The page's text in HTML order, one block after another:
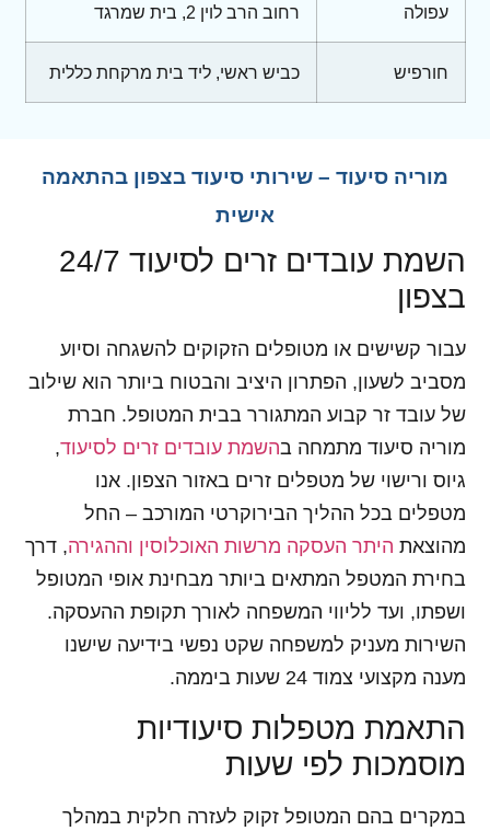
עפולה רחוב הרב לוין 2, בית שמרגד
חורפיש כביש ראשי, ליד בית מרקחת כללית
מוריה סיעוד – שירותי סיעוד בצפון בהתאמה
אישית
השמת עובדים זרים לסיעוד 24/7
בצפון
עבור קשישים או מטופלים הזקוקים להשגחה וסיוע
מסביב לשעון, הפתרון היציב והבטוח ביותר הוא שילוב
של עובד זר קבוע המתגורר בבית המטופל. חברת
מוריה סיעוד מתמחה בהשמת עובדים זרים לסיעוד,
גיוס ורישוי של מטפלים זרים באזור הצפון. אנו
מטפלים בכל ההליך הבירוקרטי המורכב – החל
מהוצאת היתר העסקה מרשות האוכלוסין וההגירה, דרך
בחירת המטפל המתאים ביותר מבחינת אופי המטופל
ושפתו, ועד לליווי המשפחה לאורך תקופת ההעסקה.
השירות מעניק למשפחה שקט נפשי בידיעה שישנו
מענה מקצועי צמוד 24 שעות ביממה.
התאמת מטפלות סיעודיות
מוסמכות לפי שעות
במקרים בהם המטופל זקוק לעזרה חלקית במהלך